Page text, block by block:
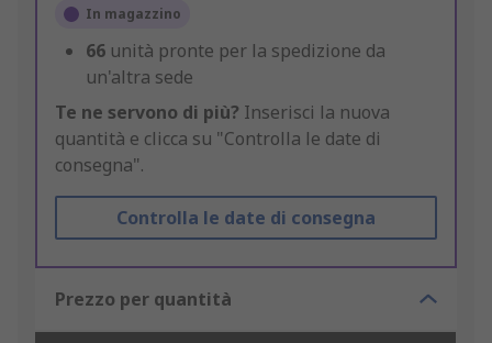
In magazzino
66 unità pronte per la spedizione da
un'altra sede
Te ne servono di più? Inserisci la nuova
quantità e clicca su "Controlla le date di
consegna".
Controlla le date di consegna
Prezzo per quantità